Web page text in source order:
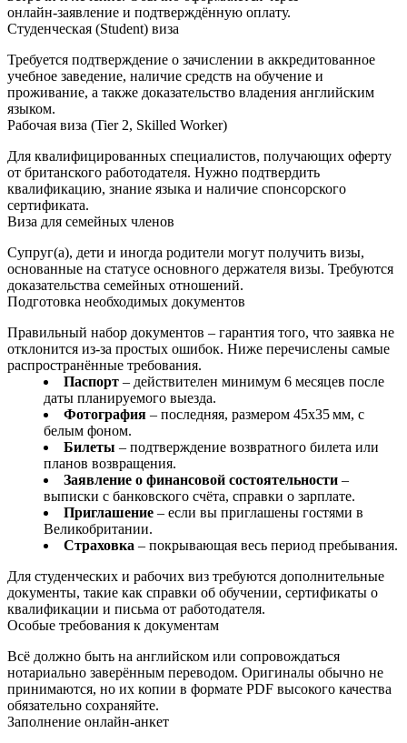
онлайн‑заявление и подтверждённую оплату.
Студенческая (Student) виза
Требуется подтверждение о зачислении в аккредитованное
учебное заведение, наличие средств на обучение и
проживание, а также доказательство владения английским
языком.
Рабочая виза (Tier 2, Skilled Worker)
Для квалифицированных специалистов, получающих оферту
от британского работодателя. Нужно подтвердить
квалификацию, знание языка и наличие спонсорского
сертификата.
Виза для семейных членов
Супруг(а), дети и иногда родители могут получить визы,
основанные на статусе основного держателя визы. Требуются
доказательства семейных отношений.
Подготовка необходимых документов
Правильный набор документов – гарантия того, что заявка не
отклонится из-за простых ошибок. Ниже перечислены самые
распространённые требования.
Паспорт – действителен минимум 6 месяцев после
даты планируемого выезда.
Фотография – последняя, размером 45x35 мм, с
белым фоном.
Билеты – подтверждение возвратного билета или
планов возвращения.
Заявление о финансовой состоятельности –
выписки с банковского счёта, справки о зарплате.
Приглашение – если вы приглашены гостями в
Великобритании.
Страховка – покрывающая весь период пребывания.
Для студенческих и рабочих виз требуются дополнительные
документы, такие как справки об обучении, сертификаты о
квалификации и письма от работодателя.
Особые требования к документам
Всё должно быть на английском или сопровождаться
нотариально заверённым переводом. Оригиналы обычно не
принимаются, но их копии в формате PDF высокого качества
обязательно сохраняйте.
Заполнение онлайн‑анкет